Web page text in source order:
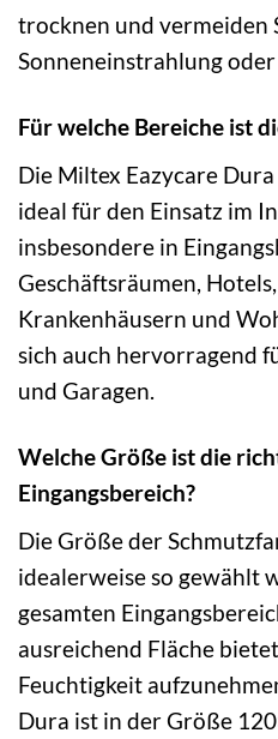
trocknen und vermeiden
Sonneneinstrahlung
Für welche Bereiche ist
Die Miltex Eazycare
ideal für den Einsatz im
insbesondere in
Geschäftsräumen,
Krankenhäusern und
sich auch hervorragend
und Garagen.
Welche Größe ist die
Eingangsbereich?
Die Größe der
idealerweise so gewählt
gesamten
ausreichend Fläche
Feuchtigkeit
Dura ist in der Größe